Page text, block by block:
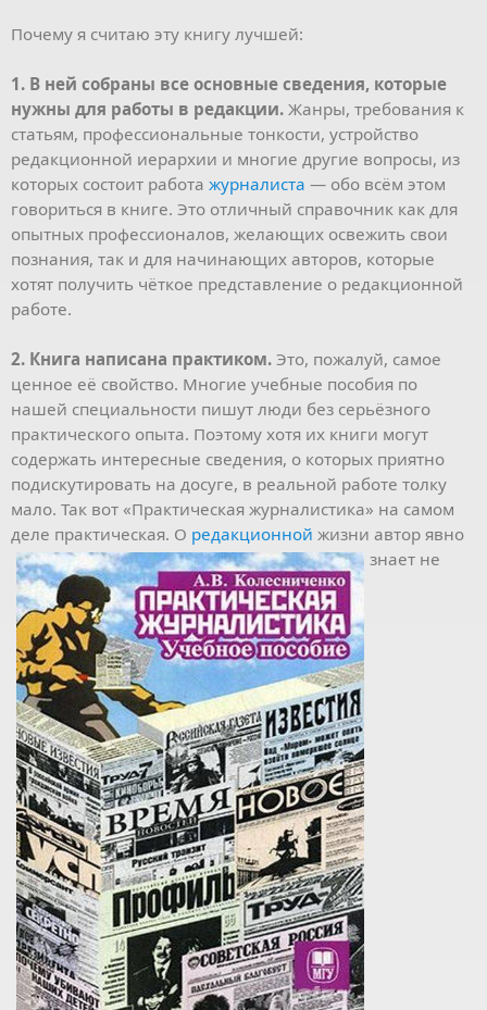
Почему я считаю эту книгу лучшей:
1. В ней собраны все основные сведения, которые
нужны для работы в редакции. Жанры, требования к
статьям, профессиональные тонкости, устройство
редакционной иерархии и многие другие вопросы, из
которых состоит работа журналиста — обо всём этом
говориться в книге. Это отличный справочник как для
опытных профессионалов, желающих освежить свои
познания, так и для начинающих авторов, которые
хотят получить чёткое представление о редакционной
работе.
2. Книга написана практиком. Это, пожалуй, самое
ценное её свойство. Многие учебные пособия по
нашей специальности пишут люди без серьёзного
практического опыта. Поэтому хотя их книги могут
содержать интересные сведения, о которых приятно
подискутировать на досуге, в реальной работе толку
мало. Так вот «Практическая журналистика» на самом
деле практическая. О редакционной жизни автор явно
знает не